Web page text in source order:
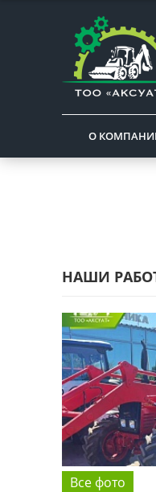
О
НАШИ
Все фото